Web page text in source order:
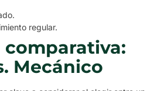
regular.
comparativa:
Mecánico